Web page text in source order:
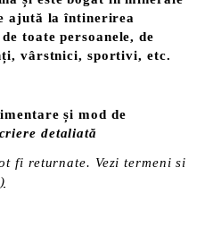
ajută la întinerirea
toate persoanele, de
vârstnici, sportivi, etc.
și mod de
detaliată
fi returnate. Vezi termeni si